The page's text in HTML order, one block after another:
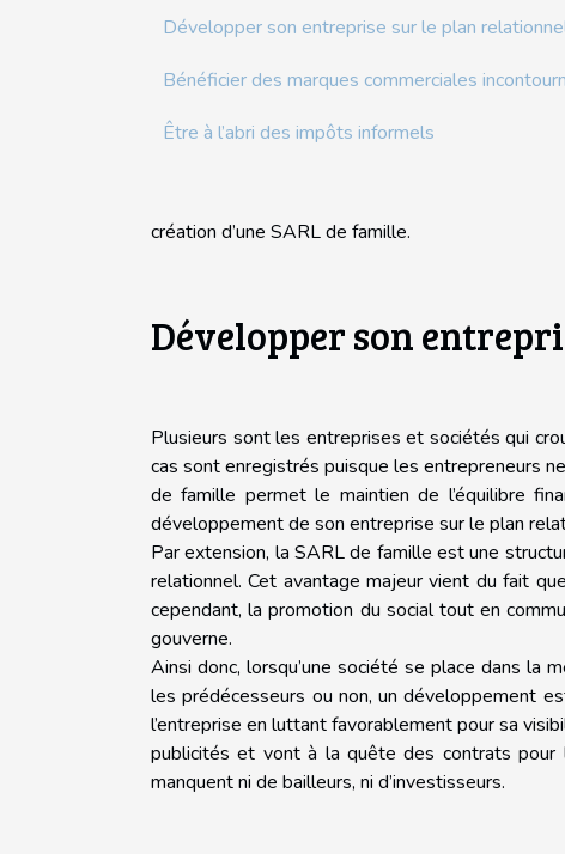
Développer son entreprise sur le plan
Bénéficier des marques commerciales
Être à l’abri des impôts informels
création d’une SARL de famille.
Développer son
Plusieurs sont les entreprises et sociétés qui
cas sont enregistrés puisque les entrepreneurs
de famille permet le maintien de l’équilibre
développement de son entreprise sur le plan
Par extension, la SARL de famille est une
relationnel. Cet avantage majeur vient du fait
cependant, la promotion du social tout en
gouverne.
Ainsi donc, lorsqu’une société se place dans la
les prédécesseurs ou non, un développement
l’entreprise en luttant favorablement pour sa
publicités et vont à la quête des contrats
manquent ni de bailleurs, ni d’investisseurs.